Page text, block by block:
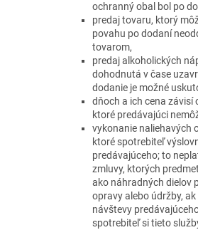
ochranný obal bol po
predaj tovaru, ktorý
povahu po dodaní
tovarom,
predaj alkoholických
dohodnutá v čase
dodanie je možné
dňoch a ich cena závisí
ktoré predávajúci
vykonanie naliehavých
ktoré spotrebiteľ
predávajúceho; to
zmluvy, ktorých
ako náhradných dielov
opravy alebo údržby,
návštevy
spotrebiteľ si tieto